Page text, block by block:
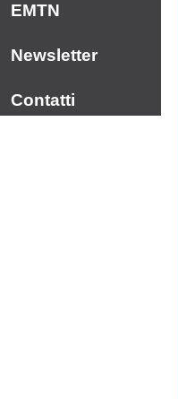
EMTN
Newsletter
Contatti